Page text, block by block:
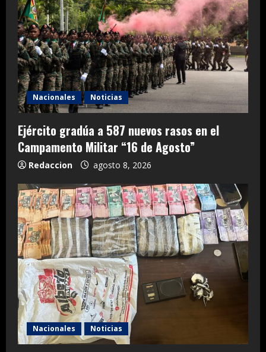
Nacionales Noticias
Ejército gradúa a 587 nuevos rasos en el
Campamento Militar “16 de Agosto”
Redaccion agosto 8, 2026
Nacionales Noticias